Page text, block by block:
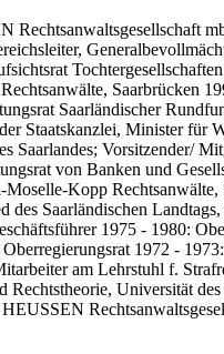
Rechtsanwaltsgesellschaft
Saarbrücken
Saarländischer
Staatskanzlei, Minister für
Saarlandes; Vorsitzender/
von Banken und
Moselle-Kopp Rechtsanwälte,
des Saarländischen
1975 - 1980:
1972 - 1973:
am Lehrstuhl f.
Rechtstheorie, Universität des